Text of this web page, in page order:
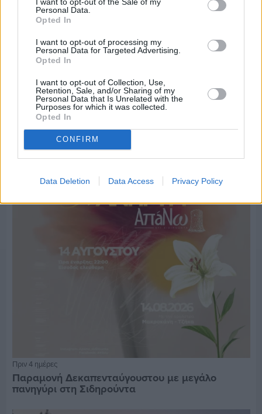
Personal Data.
Opted In
I want to opt-out of processing my
Personal Data for Targeted Advertising.
Opted In
I want to opt-out of Collection, Use,
Retention, Sale, and/or Sharing of my
Personal Data that Is Unrelated with the
Purposes for which it was collected.
Opted In
CONFIRM
Data Deletion Data Access Privacy Policy
Πριν 4 ημέρες
Οι ξεχωριστές καλοκαιρινές προτάσεις του
Clementine Chios
Πριν 4 ημέρες
Παραμονή Δεκαπενταύγουστου με μεγάλο
πανηγύρι στη Σιδηρούντα